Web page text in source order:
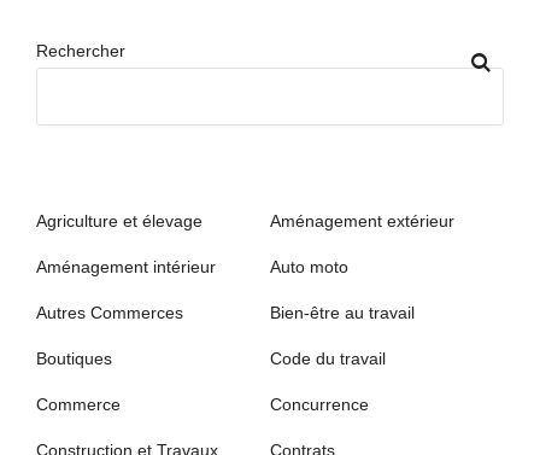
Rechercher
Agriculture et élevage Aménagement extérieur
Aménagement intérieur Auto moto
Autres Commerces Bien-être au travail
Boutiques Code du travail
Commerce Concurrence
Construction et Travaux Contrats